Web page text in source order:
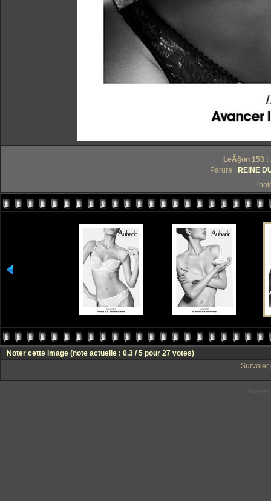
LeÃ§on 153
Parure : REINE
Noter cette image (note actuelle : 0.3 / 5 pour 27 votes)
Survoler